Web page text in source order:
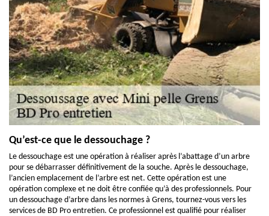
Qu’est-ce que le dessouchage ?
Le dessouchage est une opération à réaliser après l’abattage d’un arbre
pour se débarrasser définitivement de la souche. Après le dessouchage,
l’ancien emplacement de l’arbre est net. Cette opération est une
opération complexe et ne doit être confiée qu’à des professionnels. Pour
un dessouchage d’arbre dans les normes à Grens, tournez-vous vers les
services de BD Pro entretien. Ce professionnel est qualifié pour réaliser